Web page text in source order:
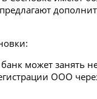
может занять
ООО